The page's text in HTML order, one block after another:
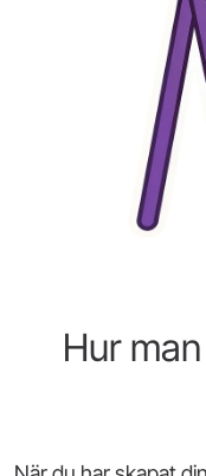
Hur